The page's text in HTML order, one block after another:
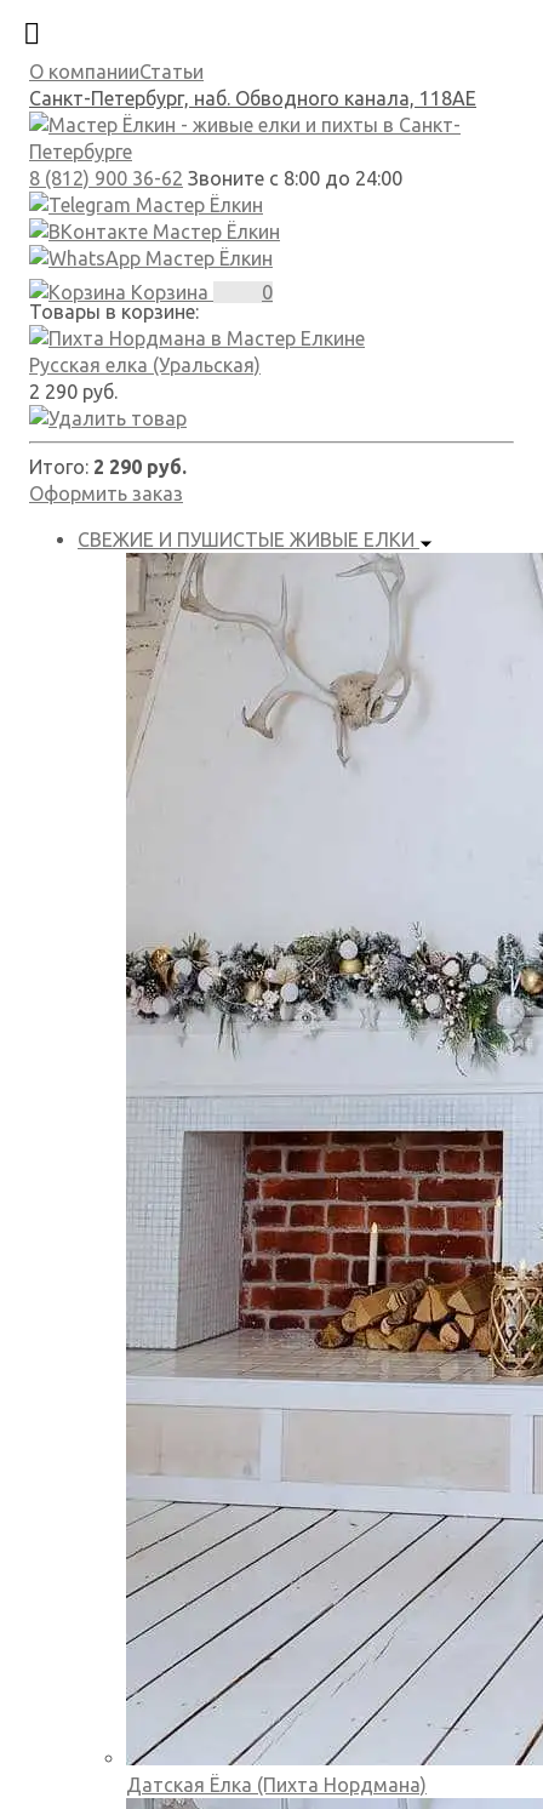
О компанииСтатьи
Санкт-Петербург, наб. Обводного канала, 118АЕ
8 (812) 900 36-62 Звоните с 8:00 до 24:00
Корзина
0
Товары в корзине:
Русская елка (Уральская)
2 290 руб.
Итого: 2 290 руб.
Оформить заказ
СВЕЖИЕ И ПУШИСТЫЕ ЖИВЫЕ ЕЛКИ
Датская Ёлка (Пихта Нордмана)